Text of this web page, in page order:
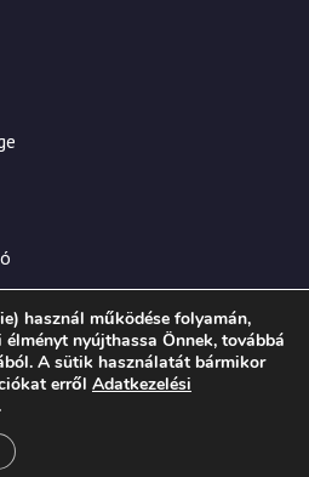
Nonprofit Kft.
használ működése folyamán,
nyújthassa Önnek, továbbá
A sütik használatát bármikor
erről Adatkezelési